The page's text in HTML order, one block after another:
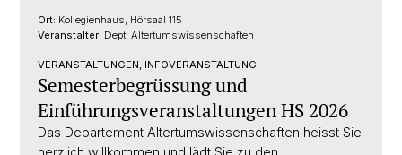
Ort: Kollegienhaus, Hörsaal 115
Veranstalter: Dept. Altertumswissenschaften
VERANSTALTUNGEN, INFOVERANSTALTUNG
Semesterbegrüssung und
Einführungsveranstaltungen HS 2026
Das Departement Altertumswissenschaften heisst Sie
herzlich willkommen und lädt Sie zu den